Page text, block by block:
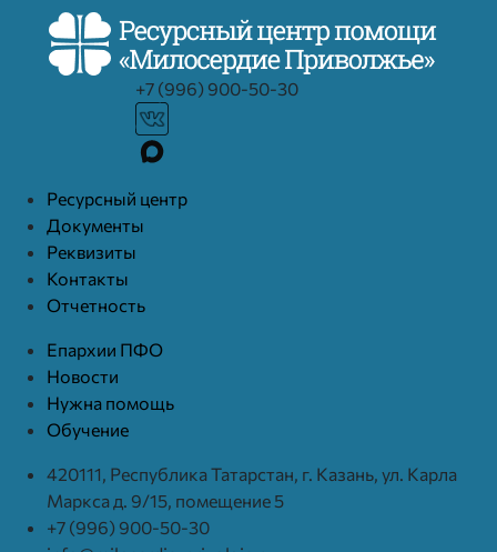
+7 (996) 900-50-30
Ресурcный центр
Документы
Реквизиты
Контакты
Отчетность
Епархии ПФО
Новости
Нужна помощь
Обучение
420111, Республика Татарстан, г. Казань, ул. Карла
Маркса д. 9/15, помещение 5
+7 (996) 900-50-30